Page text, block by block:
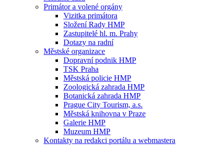
Primátor a volené orgány
Vizitka primátora
Složení Rady HMP
Zastupitelé hl. m. Prahy
Dotazy na radní
Městské organizace
Dopravní podnik HMP
TSK Praha
Městská policie HMP
Zoologická zahrada HMP
Botanická zahrada HMP
Prague City Tourism, a.s.
Městská knihovna v Praze
Galerie HMP
Muzeum HMP
Kontakty na redakci portálu a webmastera